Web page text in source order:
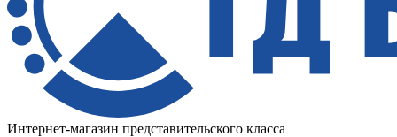
Интернет-магазин представительского класса